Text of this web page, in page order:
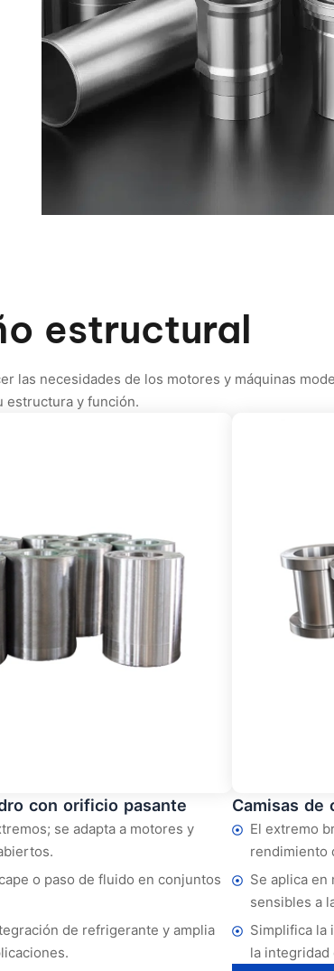
estructural
las necesidades de los motores y máquinas
estructura y función.
con orificio pasante
se adapta a motores y
o paso de fluido en conjuntos
de refrigerante y amplia
Camisas de
El extremo
rendimiento
Se aplica
sensibles a
Simplifica la
la